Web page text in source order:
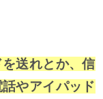
送れとか、信
やアイパッド